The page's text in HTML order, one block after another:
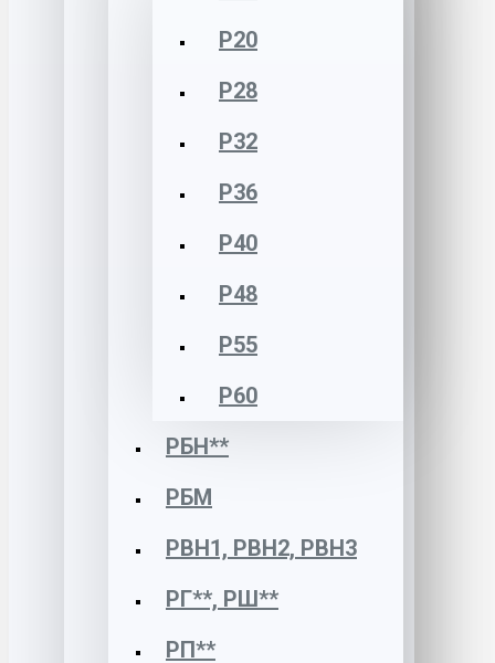
Р20
Р28
Р32
Р36
Р40
Р48
Р55
Р60
РБН**
РБМ
РВН1, РВН2, РВН3
РГ**, РШ**
РП**